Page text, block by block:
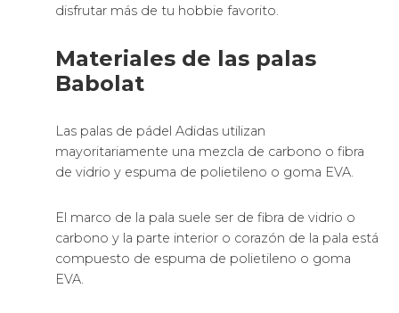
disfrutar más de tu hobbie favorito.
Materiales de las palas
Babolat
Las palas de pádel Adidas utilizan
mayoritariamente una mezcla de carbono o fibra
de vidrio y espuma de polietileno o goma EVA.
El marco de la pala suele ser de fibra de vidrio o
carbono y la parte interior o corazón de la pala está
compuesto de espuma de polietileno o goma
EVA.